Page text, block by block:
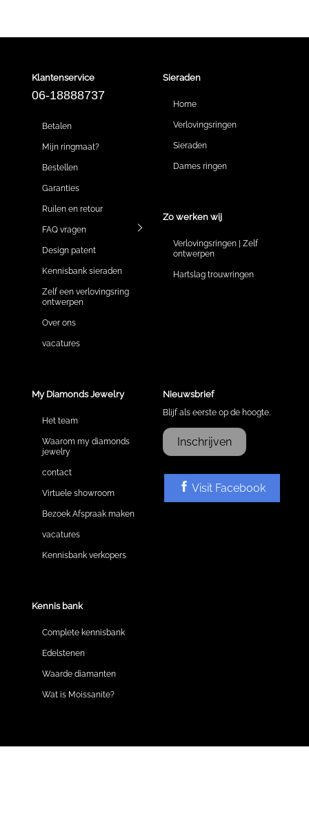
Klantenservice
06-18888737
Betalen
Mijn ringmaat?
Bestellen
Garanties
Ruilen en retour
FAQ vragen
Design patent
Kennisbank sieraden
Zelf een verlovingsring
ontwerpen
Over ons
vacatures
Sieraden
Home
Verlovingsringen
Sieraden
Dames ringen
Zo werken wij
Verlovingsringen | Zelf
ontwerpen
Hartslag trouwringen
My Diamonds Jewelry
Het team
Waarom my diamonds
jewelry
contact
Virtuele showroom
Bezoek Afspraak maken
vacatures
Kennisbank verkopers
Kennis bank
Complete kennisbank
Edelstenen
Waarde diamanten
Wat is Moissanite?
Nieuwsbrief
Blijf als eerste op de hoogte.
Inschrijven
Visit Facebook